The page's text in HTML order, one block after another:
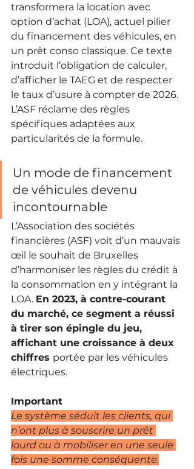
transformera la location avec
option d’achat (LOA), actuel pilier
du financement des véhicules, en
un prêt conso classique. Ce texte
introduit l’obligation de calculer,
d’afficher le TAEG et de respecter
le taux d’usure à compter de 2026.
L’ASF réclame des règles
spécifiques adaptées aux
particularités de la formule.
Un mode de financement
de véhicules devenu
incontournable
L’Association des sociétés
financières (ASF) voit d’un mauvais
œil le souhait de Bruxelles
d’harmoniser les règles du crédit à
la consommation en y intégrant la
LOA. En 2023, à contre-courant
du marché, ce segment a réussi
à tirer son épingle du jeu,
affichant une croissance à deux
chiffres portée par les véhicules
électriques.
Important
Le système séduit les clients, qui
n’ont plus à souscrire un prêt
lourd ou à mobiliser en une seule
fois une somme conséquente.